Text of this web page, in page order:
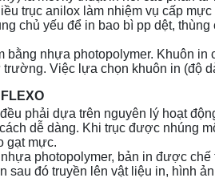
trục anilox làm nhiệm vụ cấp
chủ yếu để in bao bì pp dệt,
bằng nhựa photopolymer. Khuôn in
Việc lựa chọn khuôn in (độ
phải dựa trên nguyên lý hoạt
dễ dàng. Khi trục được nhúng
gạt mực.
photopolymer, bản in được
sau đó truyền lên vật liệu in, hình